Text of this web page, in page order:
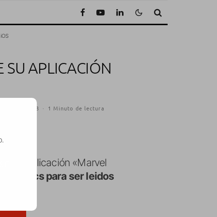
SU APLICACIÓN
marzo, 2013 · 1 Minuto de lectura
la aplicación «Marvel
cómics para ser leidos